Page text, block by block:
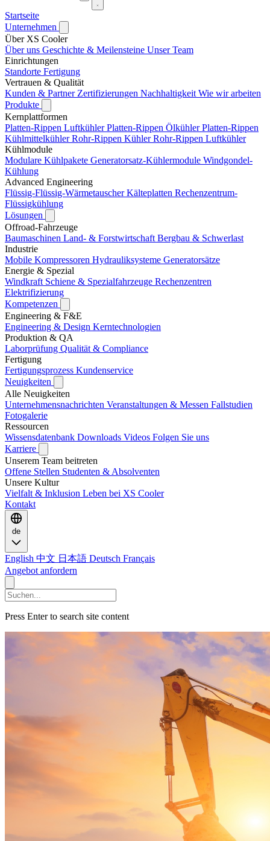
Startseite
Unternehmen
Über XS Cooler
Über uns Geschichte & Meilensteine Unser Team
Einrichtungen
Standorte Fertigung
Vertrauen & Qualität
Kunden & Partner Zertifizierungen Nachhaltigkeit Wie wir arbeiten
Produkte
Kernplattformen
Platten-Rippen LuftkühlerPlatten-Rippen ÖlkühlerPlatten-Rippen
KühlmittelkühlerRohr-Rippen KühlerRohr-Rippen Luftkühler
Kühlmodule
Modulare Kühlpakete Generatorsatz-Kühlermodule Windgondel-
Kühlung
Advanced Engineering
Flüssig-Flüssig-WärmetauscherKälteplatten Rechenzentrum-
Flüssigkühlung
Lösungen
Offroad-Fahrzeuge
Baumaschinen Land- & Forstwirtschaft Bergbau & Schwerlast
Industrie
Mobile Kompressoren Hydrauliksysteme Generatorsätze
Energie & Spezial
Windkraft Schiene & Spezialfahrzeuge Rechenzentren
Elektrifizierung
Kompetenzen
Engineering & F&E
Engineering & Design Kerntechnologien
Produktion & QA
Laborprüfung Qualität & Compliance
Fertigung
Fertigungsprozess Kundenservice
Neuigkeiten
Alle Neuigkeiten
Unternehmensnachrichten Veranstaltungen & Messen Fallstudien
Fotogalerie
Ressourcen
Wissensdatenbank Downloads Videos Folgen Sie uns
Karriere
Unserem Team beitreten
Offene Stellen Studenten & Absolventen
Unsere Kultur
Vielfalt & Inklusion Leben bei XS Cooler
Kontakt
de
English 中文 日本語 Deutsch Français
Angebot anfordern
Press Enter to search site content